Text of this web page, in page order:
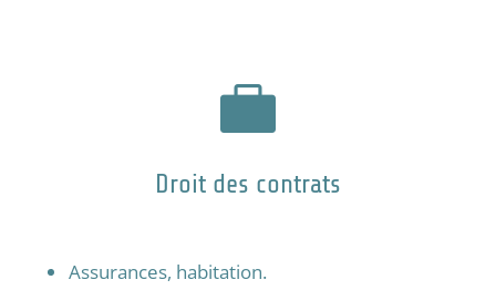

Droit des contrats
Assurances, habitation.